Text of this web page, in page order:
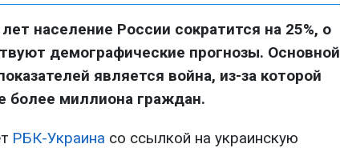
население России сократится на 25%, о
демографические прогнозы. Основной
является война, из-за которой
более миллиона граждан.
РБК-Украина со ссылкой на украинскую